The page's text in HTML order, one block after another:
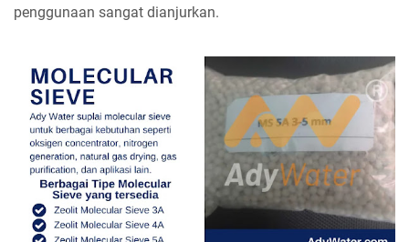
penggunaan sangat dianjurkan.